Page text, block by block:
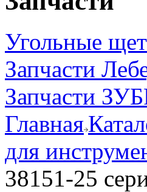
Угольные
Запчасти
Запчасти
Главная
для
38151-25